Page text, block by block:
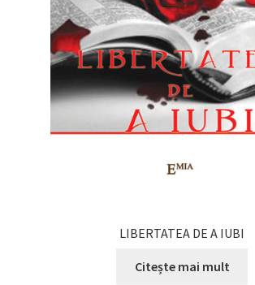
LIBERTATEA DE A IUBI
Citește mai mult